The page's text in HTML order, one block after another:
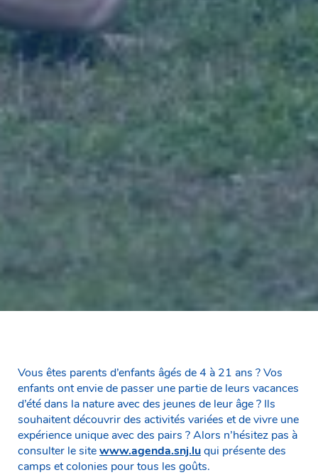
Vous êtes parents d’enfants âgés de 4 à 21 ans ? Vos
enfants ont envie de passer une partie de leurs vacances
d’été dans la nature avec des jeunes de leur âge ? Ils
souhaitent découvrir des activités variées et de vivre une
expérience unique avec des pairs ? Alors n’hésitez pas à
consulter le sitewww.agenda.snj.luqui présente des
camps et colonies pour tous les goûts.